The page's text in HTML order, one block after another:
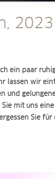
ein paar
lassen wir
und
mit uns
Sie für